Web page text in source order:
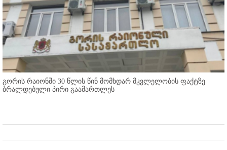
გორის რაიონში 30 წლის წინ მომხდარ მკვლელობის ფაქტზე
ბრალდებული პირი გაამართლეს